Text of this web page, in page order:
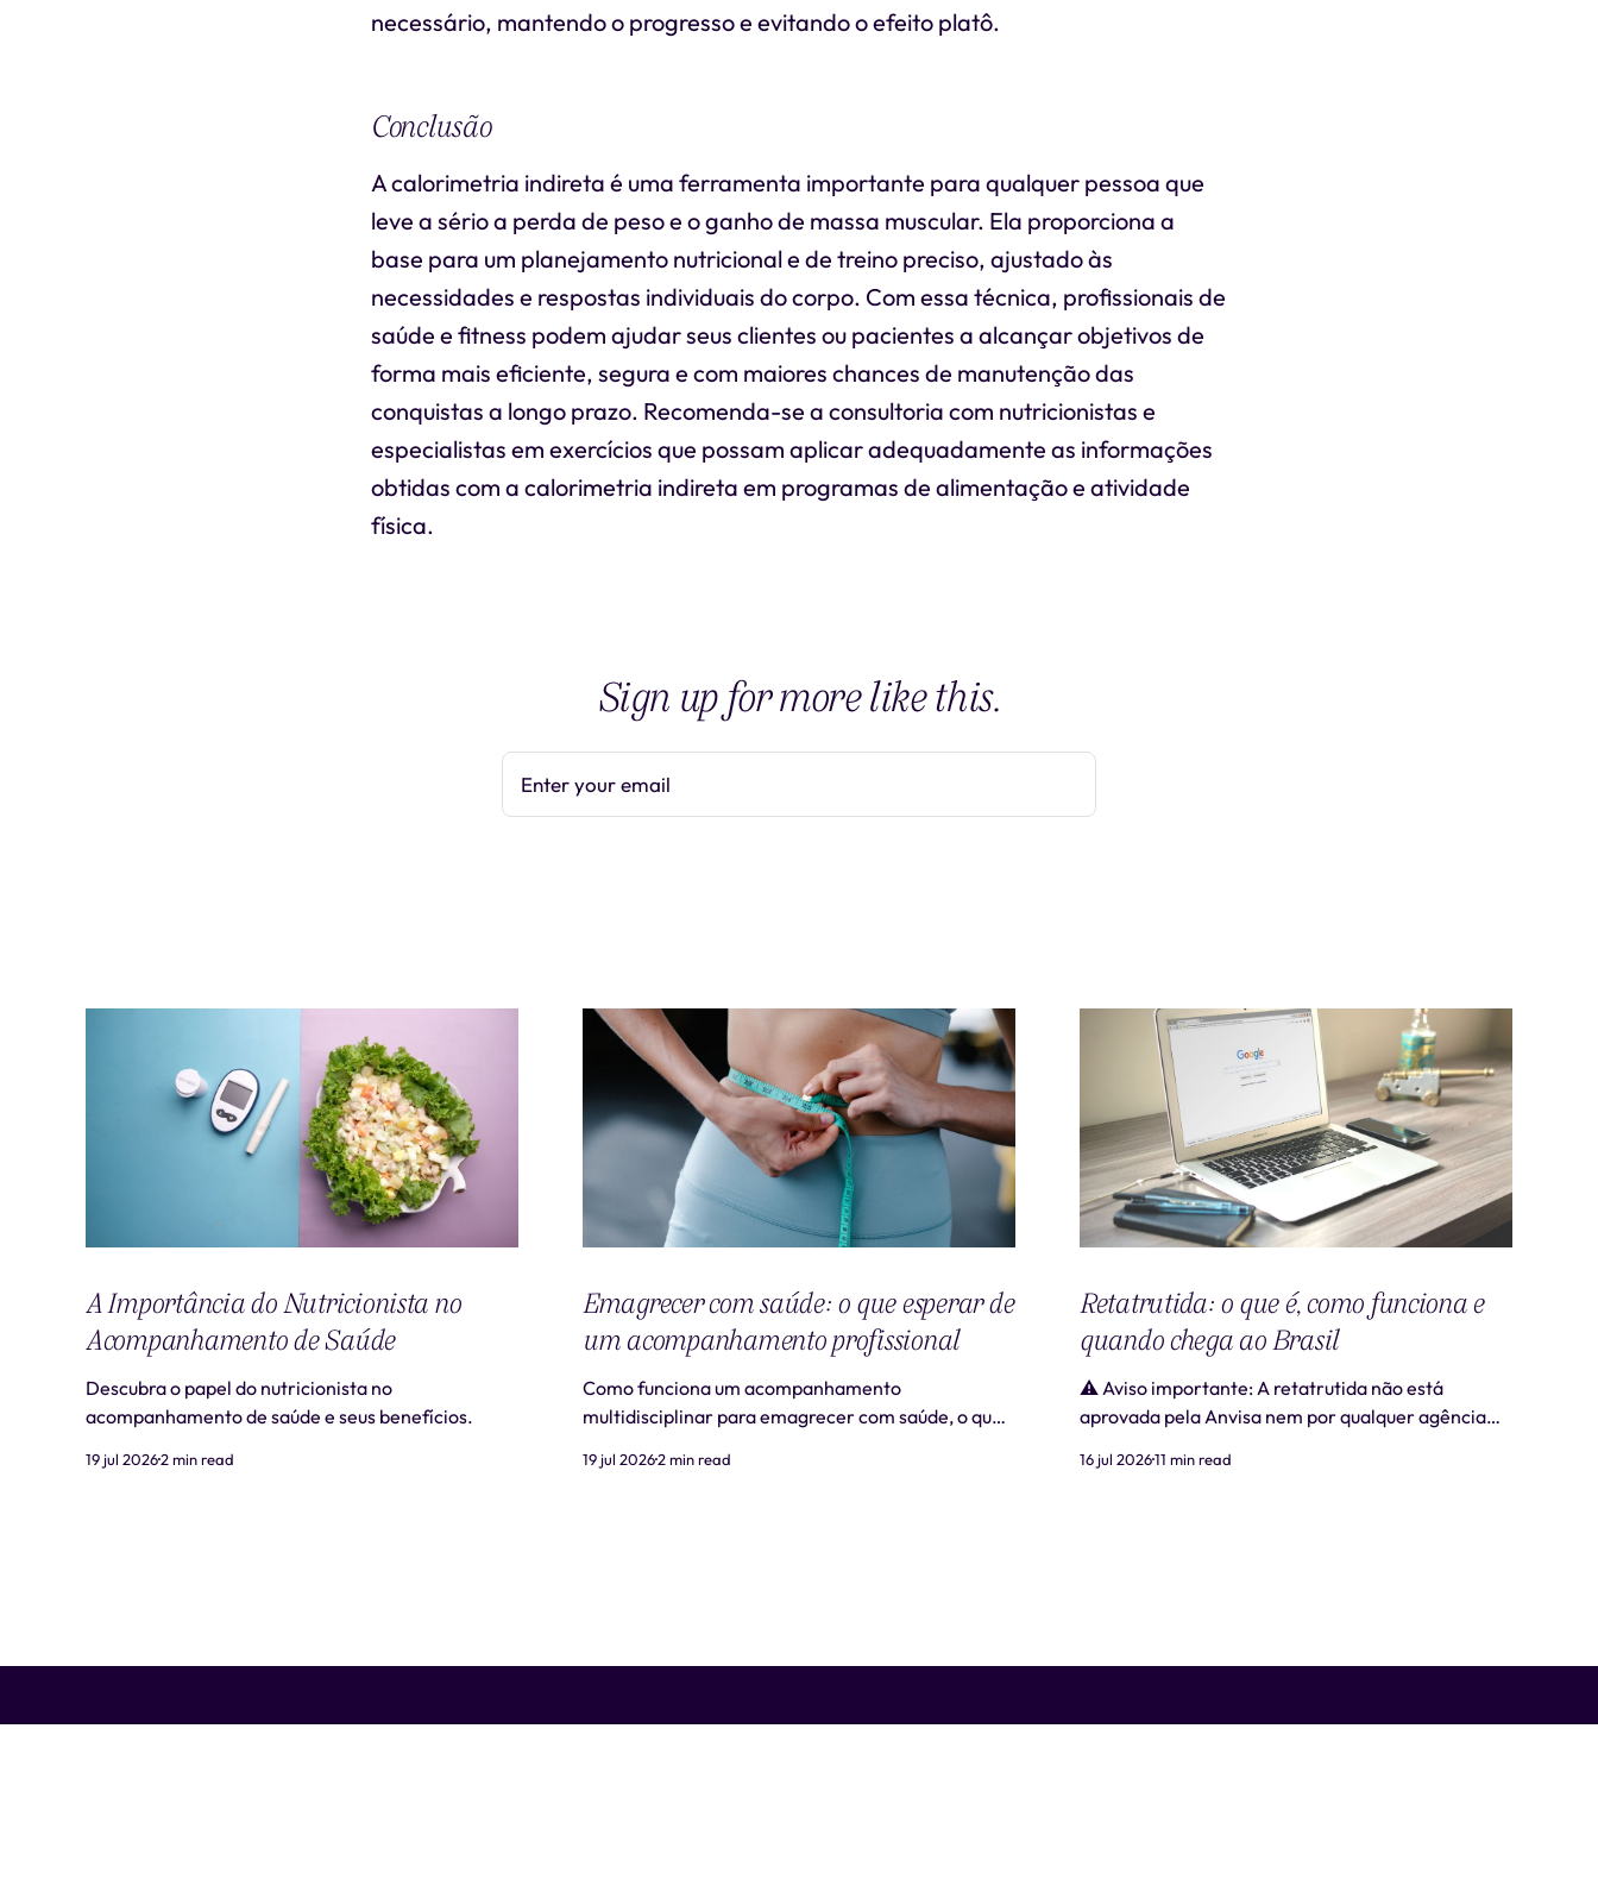
necessário, mantendo o progresso e evitando o efeito platô.
Conclusão
A calorimetria indireta é uma ferramenta importante para qualquer pessoa que
leve a sério a perda de peso e o ganho de massa muscular. Ela proporciona a
base para um planejamento nutricional e de treino preciso, ajustado às
necessidades e respostas individuais do corpo. Com essa técnica, profissionais de
saúde e fitness podem ajudar seus clientes ou pacientes a alcançar objetivos de
forma mais eficiente, segura e com maiores chances de manutenção das
conquistas a longo prazo. Recomenda-se a consultoria com nutricionistas e
especialistas em exercícios que possam aplicar adequadamente as informações
obtidas com a calorimetria indireta em programas de alimentação e atividade
física.
Sign up for more like this.
Enter your email
A Importância do Nutricionista no
Acompanhamento de Saúde
Descubra o papel do nutricionista no
acompanhamento de saúde e seus benefícios.
19 jul 20262 min read
Emagrecer com saúde: o que esperar de
um acompanhamento profissional
Como funciona um acompanhamento
multidisciplinar para emagrecer com saúde, o que
profissional.
19 jul 20262 min read
Retatrutida: o que é, como funciona e
quando chega ao Brasil
⚠️ Aviso importante: A retatrutida não está
aprovada pela Anvisa nem por qualquer agência
como "retatrutida" fora de estudos clínicos
16 jul 202611 min read